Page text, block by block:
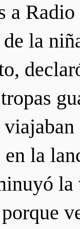
a
la
la
la